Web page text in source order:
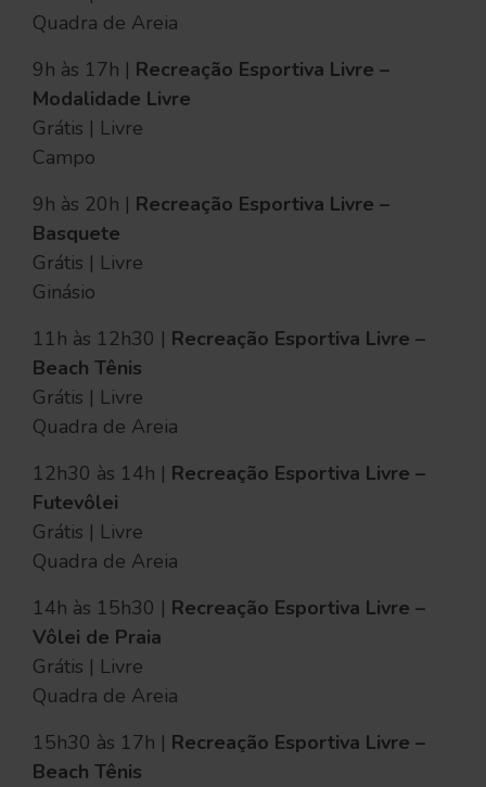
Quadra de Areia
9h às 17h | Recreação Esportiva Livre –
Modalidade Livre
Grátis | Livre
Campo
9h às 20h | Recreação Esportiva Livre –
Basquete
Grátis | Livre
Ginásio
11h às 12h30 | Recreação Esportiva Livre –
Beach Tênis
Grátis | Livre
Quadra de Areia
12h30 às 14h | Recreação Esportiva Livre –
Futevôlei
Grátis | Livre
Quadra de Areia
14h às 15h30 | Recreação Esportiva Livre –
Vôlei de Praia
Grátis | Livre
Quadra de Areia
15h30 às 17h | Recreação Esportiva Livre –
Beach Tênis